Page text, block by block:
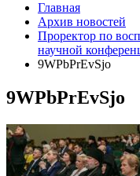
Главная
Архив новостей
Проректор по
научной
9WPbPrEvSjo
9WPbPrEvSjo